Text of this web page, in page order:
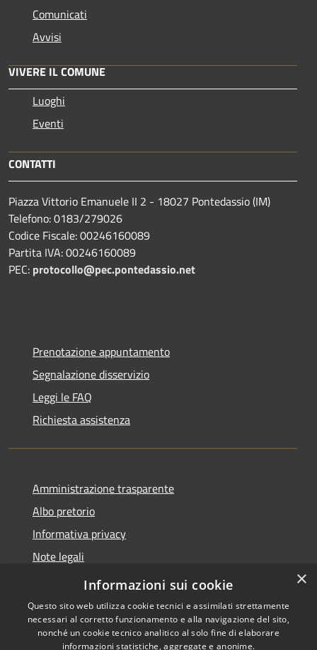
Comunicati
Avvisi
VIVERE IL COMUNE
Luoghi
Eventi
CONTATTI
Piazza Vittorio Emanuele II 2 - 18027 Pontedassio (IM)
Telefono: 0183/279026
Codice Fiscale: 00246160089
Partita IVA: 00246160089
PEC: protocollo@pec.pontedassio.net
Prenotazione appuntamento
Segnalazione disservizio
Leggi le FAQ
Richiesta assistenza
Amministrazione trasparente
Albo pretorio
Informativa privacy
Note legali
Dichiarazione di accessibilità
×
Informazioni sui cookie
Questo sito web utilizza cookie tecnici e assimilati strettamente
necessari al corretto funzionamento e alla navigazione del sito,
nonché un cookie tecnico analitico al solo fine di elaborare
informazioni statistiche, aggregate e anonime.